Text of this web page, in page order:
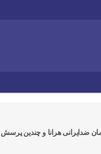
ضدایرانی هرانا و چندین پرسش